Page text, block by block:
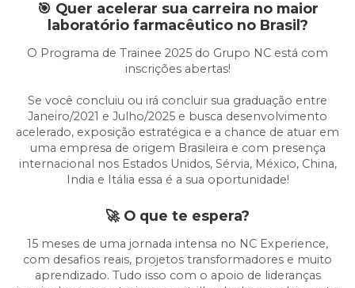
🎯 Quer acelerar sua carreira no maior
laboratório farmacêutico no Brasil?
O Programa de Trainee 2025 do Grupo NC está com
inscrições abertas!
Se você concluiu ou irá concluir sua graduação entre
Janeiro/2021 e Julho/2025 e busca desenvolvimento
acelerado, exposição estratégica e a chance de atuar em
uma empresa de origem Brasileira e com presença
internacional nos Estados Unidos, Sérvia, México, China,
India e Itália essa é a sua oportunidade!
🚀 O que te espera?
15 meses de uma jornada intensa no NC Experience,
com desafios reais, projetos transformadores e muito
aprendizado. Tudo isso com o apoio de lideranças